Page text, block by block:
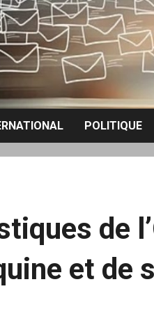
POLITIQUE
de
et de